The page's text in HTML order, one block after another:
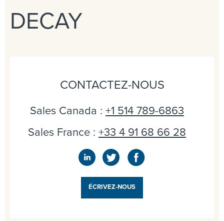
DECAY
CONTACTEZ-NOUS
Sales Canada : +1 514 789-6863
Sales France : +33 4 91 68 66 28
ÉCRIVEZ-NOUS